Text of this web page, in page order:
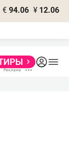
€ 94.06 ¥ 12.06